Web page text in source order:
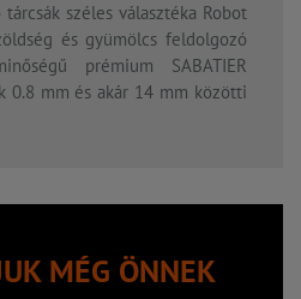
széles választéka Robot
és gyümölcs feldolgozó
prémium SABATIER
0.8 mm és akár 14 mm közötti
MÉG ÖNNEK